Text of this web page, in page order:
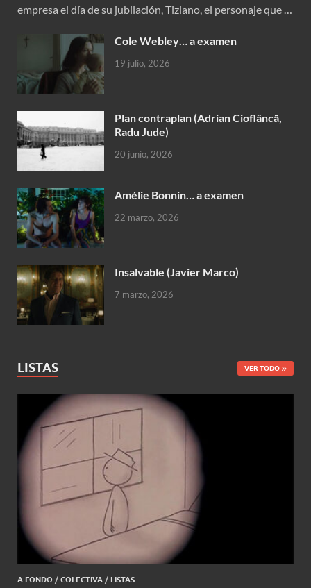
empresa el día de su jubilación, Tiziano, el personaje que …
Cole Webley… a examen
19 julio, 2026
Plan contraplan (Adrian Cioflâncã,
Radu Jude)
20 junio, 2026
Amélie Bonnin… a examen
22 marzo, 2026
Insalvable (Javier Marco)
7 marzo, 2026
LISTAS VER TODO
A FONDO / COLECTIVA / LISTAS